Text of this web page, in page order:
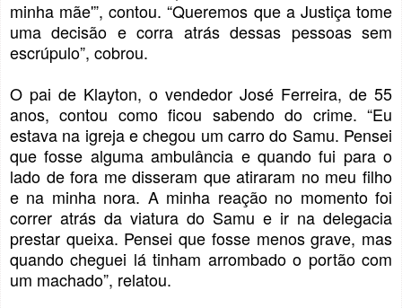
minha mãe'”, contou. “Queremos que a Justiça tome
uma decisão e corra atrás dessas pessoas sem
escrúpulo”, cobrou.
O pai de Klayton, o vendedor José Ferreira, de 55
anos, contou como ficou sabendo do crime. “Eu
estava na igreja e chegou um carro do Samu. Pensei
que fosse alguma ambulância e quando fui para o
lado de fora me disseram que atiraram no meu filho
e na minha nora. A minha reação no momento foi
correr atrás da viatura do Samu e ir na delegacia
prestar queixa. Pensei que fosse menos grave, mas
quando cheguei lá tinham arrombado o portão com
um machado”, relatou.